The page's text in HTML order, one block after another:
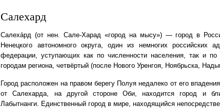
Салехард
Салеха́рд (от нен. Сале-Харад «город на мысу») — город в
Ненецкого автономного округа, один из немногих российских
федерации, уступающих как по численности населения, так и
городам региона, четвёртый (после Нового Уренгоя, Ноябрьска,
Город расположен на правом берегу Полуя недалеко от его
от Салехарда, на другой стороне Оби, находится город и
Лабытнанги. Единственный город в мире, находящийся